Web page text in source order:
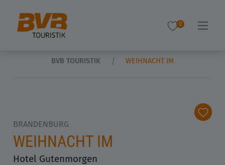
0
BVB TOURISTIK WEIHNACHT IM
BRANDENBURG
WEIHNACHT IM
Hotel Gutenmorgen